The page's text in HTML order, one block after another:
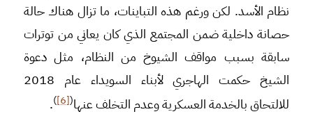
نظام الأسد. لكن ورغم هذه التباينات، ما تزال هناك حالة
حصانة داخلية ضمن المجتمع الذي كان يعاني من توترات
سابقة بسبب مواقف الشيوخ من النظام، مثل دعوة
الشيخ حكمت الهاجري لأبناء السويداء عام 2018
للالتحاق بالخدمة العسكرية وعدم التخلف عنها(
[6]
)
.